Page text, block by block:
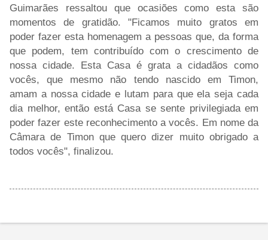
Guimarães ressaltou que ocasiões como esta são
momentos de gratidão. "Ficamos muito gratos em
poder fazer esta homenagem a pessoas que, da forma
que podem, tem contribuído com o crescimento de
nossa cidade. Esta Casa é grata a cidadãos como
vocês, que mesmo não tendo nascido em Timon,
amam a nossa cidade e lutam para que ela seja cada
dia melhor, então está Casa se sente privilegiada em
poder fazer este reconhecimento a vocês. Em nome da
Câmara de Timon que quero dizer muito obrigado a
todos vocês", finalizou.